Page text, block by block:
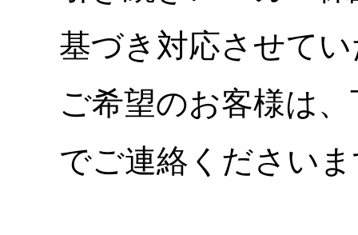
基づき対応させて
ご希望のお客様は
でご連絡ください